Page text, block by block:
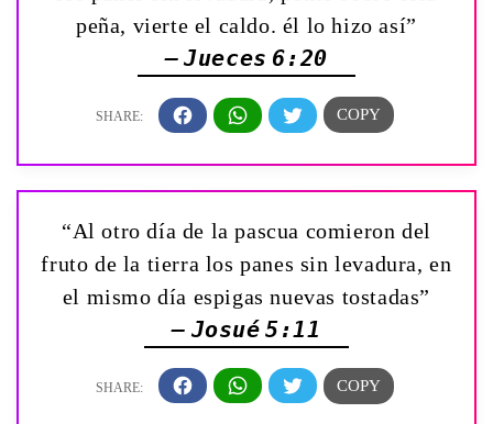
peña, vierte el caldo. él lo hizo así”
— Jueces 6:20
“Al otro día de la pascua comieron del
fruto de la tierra los panes sin levadura, en
el mismo día espigas nuevas tostadas”
— Josué 5:11